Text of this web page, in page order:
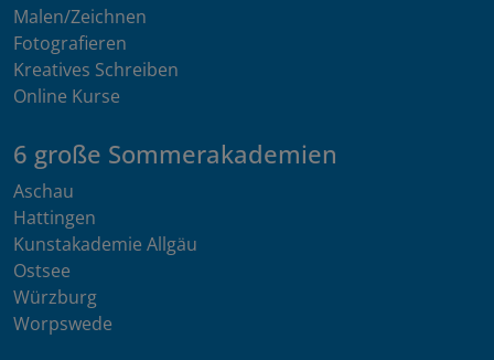
Malen/Zeichnen
Fotografieren
Kreatives Schreiben
Online Kurse
6 große Sommerakademien
Aschau
Hattingen
Kunstakademie Allgäu
Ostsee
Würzburg
Worpswede